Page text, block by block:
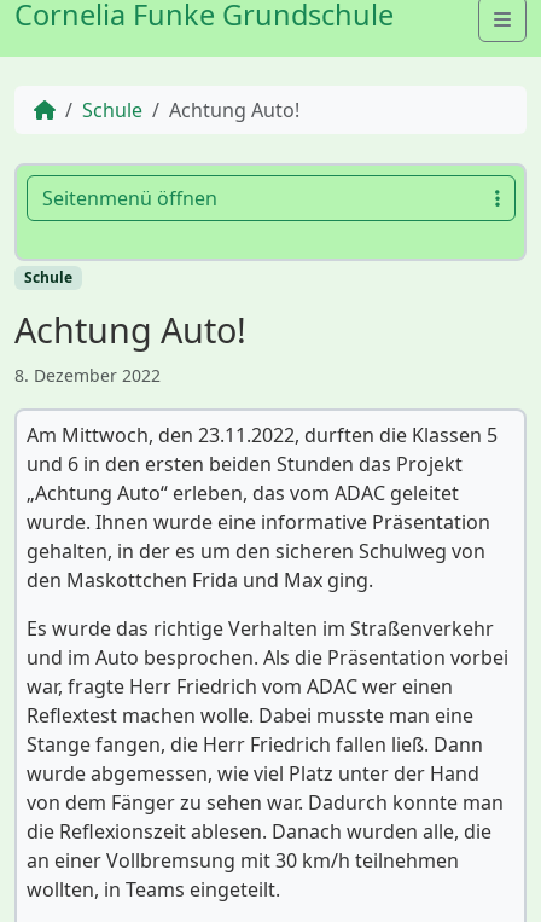
Cornelia Funke Grundschule
StartSchule Achtung Auto!
Schule
Achtung Auto!
8. Dezember 2022
Am Mittwoch, den 23.11.2022, durften die Klassen 5
und 6 in den ersten beiden Stunden das Projekt
„Achtung Auto“ erleben, das vom ADAC geleitet
wurde. Ihnen wurde eine informative Präsentation
gehalten, in der es um den sicheren Schulweg von
den Maskottchen Frida und Max ging.
Es wurde das richtige Verhalten im Straßenverkehr
und im Auto besprochen. Als die Präsentation vorbei
war, fragte Herr Friedrich vom ADAC wer einen
Reflextest machen wolle. Dabei musste man eine
Stange fangen, die Herr Friedrich fallen ließ. Dann
wurde abgemessen, wie viel Platz unter der Hand
von dem Fänger zu sehen war. Dadurch konnte man
die Reflexionszeit ablesen. Danach wurden alle, die
an einer Vollbremsung mit 30 km/h teilnehmen
wollten, in Teams eingeteilt.
Seitenmenü öffnen